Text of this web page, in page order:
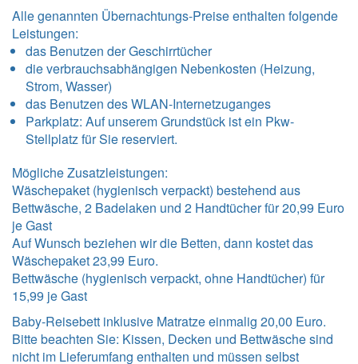
Alle genannten Übernachtungs-Preise enthalten folgende
Leistungen:
das Benutzen der Geschirrtücher
die verbrauchsabhängigen Nebenkosten (Heizung,
Strom, Wasser)
das Benutzen des WLAN-Internetzuganges
Parkplatz: Auf unserem Grundstück ist ein Pkw-
Stellplatz für Sie reserviert.
Mögliche Zusatzleistungen:
Wäschepaket (hygienisch verpackt) bestehend aus
Bettwäsche, 2 Badelaken und 2 Handtücher für 20,99 Euro
je Gast
Auf Wunsch beziehen wir die Betten, dann kostet das
Wäschepaket 23,99 Euro.
Bettwäsche (hygienisch verpackt, ohne Handtücher) für
15,99 je Gast
Baby-Reisebett inklusive Matratze einmalig 20,00 Euro.
Bitte beachten Sie: Kissen, Decken und Bettwäsche sind
nicht im Lieferumfang enthalten und müssen selbst